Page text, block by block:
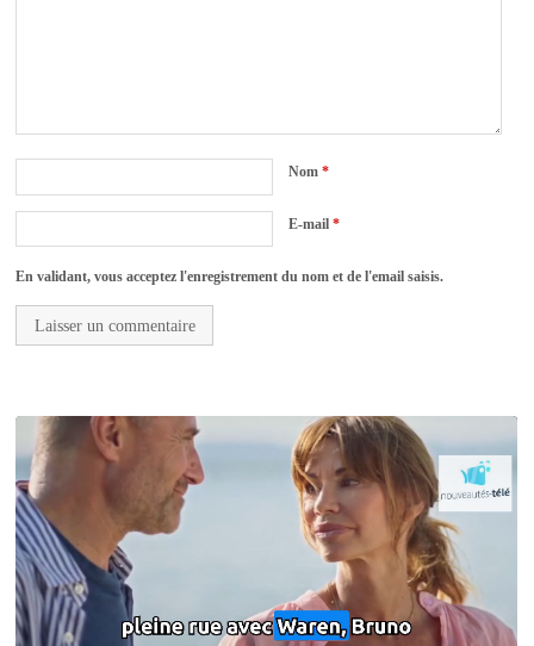
Nom*
E-mail*
En validant, vous acceptez l'enregistrement du nom et de l'email saisis.